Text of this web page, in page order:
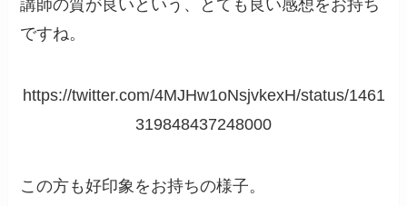
講師の質が良いという、とても良い感想をお持ち
ですね。
https://twitter.com/4MJHw1oNsjvkexH/status/1461
319848437248000
この方も好印象をお持ちの様子。